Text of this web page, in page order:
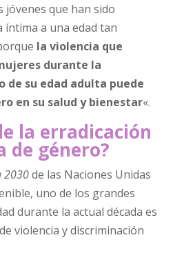
que han sido
a una edad tan
la violencia que
durante la
de su edad adulta puede
en su salud y bienestar«.
la erradicación
de género?
2030de las Naciones Unidas
uno de los grandes
durante la actual década es
violencia y discriminación